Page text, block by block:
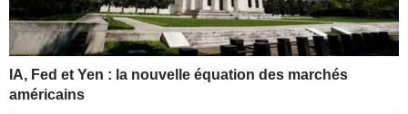
IA, Fed et Yen : la nouvelle équation des marchés
américains